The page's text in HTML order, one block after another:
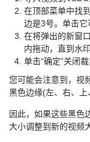
在顶部菜单中找
边是3号。单击它
在将弹出的新窗
内拖动，直到水
单击“确定”关闭裁
您可能会注意到，视
黑色边缘(左、右、上
因此，如果这些黑色
大小调整到新的视频